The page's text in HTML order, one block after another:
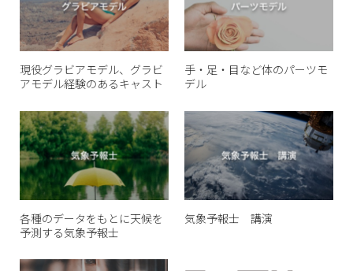
現役グラビアモデル、グラビ
アモデル経験のあるキャスト
手・足・目など体のパーツモ
デル
各種のデータをもとに天候を
予測する気象予報士
気象予報士 講演